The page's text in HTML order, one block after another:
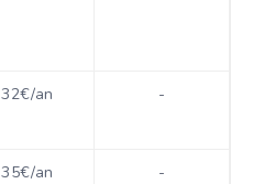
32€/an -
35€/an -